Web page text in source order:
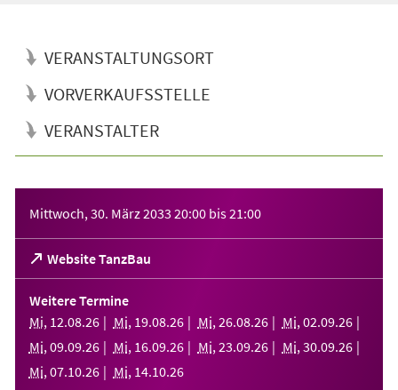
VERANSTALTUNGSORT
VORVERKAUFSSTELLE
VERANSTALTER
Mittwoch, 30. März 2033 20:00 bis21:00
Website TanzBau
(Öffnet
in
einem
neuen
Tab)
Weitere Termine
Mi, 12.08.26 Mi, 19.08.26 Mi, 26.08.26 Mi, 02.09.26
Mi, 09.09.26 Mi, 16.09.26 Mi, 23.09.26 Mi, 30.09.26
Mi, 07.10.26 Mi, 14.10.26